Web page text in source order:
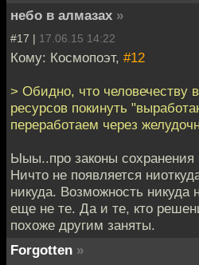
небо в алмазах »
#17 | 17.06.15 14:22
Кому: Космопоэт, #12
> Обидно, что человечеству
ресурсов покинуть
переработаем через
Ыыы..про законы
Ничто не появляется
никуда. Возможность никуда
еще не те. Да и те, кто
похоже другим заняты.
Forgotten »